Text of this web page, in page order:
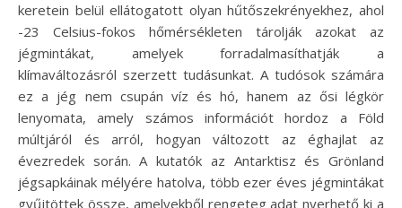
keretein belül ellátogatott olyan hűtőszekrényekhez, ahol
-23 Celsius-fokos hőmérsékleten tárolják azokat az
jégmintákat, amelyek forradalmasíthatják a
klímaváltozásról szerzett tudásunkat. A tudósok számára
ez a jég nem csupán víz és hó, hanem az ősi légkör
lenyomata, amely számos információt hordoz a Föld
múltjáról és arról, hogyan változott az éghajlat az
évezredek során. A kutatók az Antarktisz és Grönland
jégsapkáinak mélyére hatolva, több ezer éves jégmintákat
gyűjtöttek össze, amelyekből rengeteg adat nyerhető ki a